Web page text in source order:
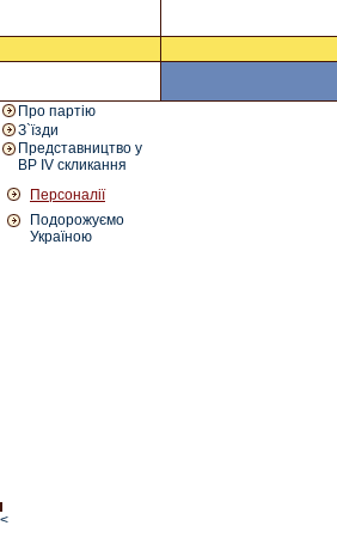
Про партію
З`їзди
Представництво у
ВР IV скликання
Персоналії
Подорожуємо
Україною
<